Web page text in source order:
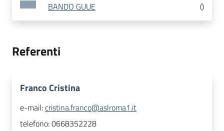
BANDO GUUE ()
Referenti
Franco Cristina
e-mail:cristina.franco@aslroma1.it
telefono:0668352228